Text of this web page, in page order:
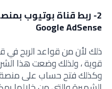
2- ربط قناة بوتيوب
Google AdSense
ذلك لأن من قواعد الربح في